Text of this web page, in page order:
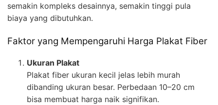
semakin kompleks desainnya, semakin tinggi pula
biaya yang dibutuhkan.
Faktor yang Mempengaruhi Harga Plakat Fiber
Ukuran Plakat
Plakat fiber ukuran kecil jelas lebih murah
dibanding ukuran besar. Perbedaan 10–20 cm
bisa membuat harga naik signifikan.